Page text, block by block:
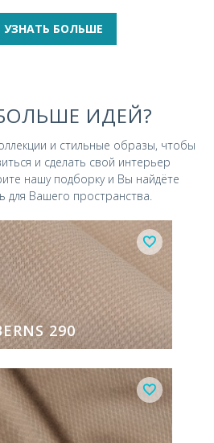
УЗНАТЬ БОЛЬШЕ
ИДЕЙ?
и стильные образы, чтобы
и сделать свой интерьер
нашу подборку и Вы найдёте
для Вашего пространства.
290